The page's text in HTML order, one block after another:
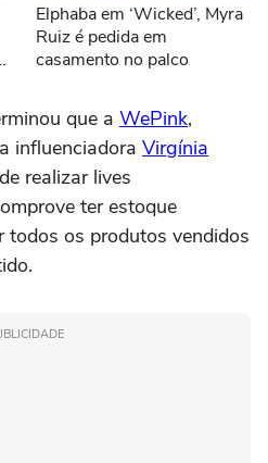
Elphaba em ‘Wicked’, Myra
Ruiz é pedida em
casamento no palco
que a WePink,
influenciadora Virgínia
realizar lives
ter estoque
todos os produtos vendidos